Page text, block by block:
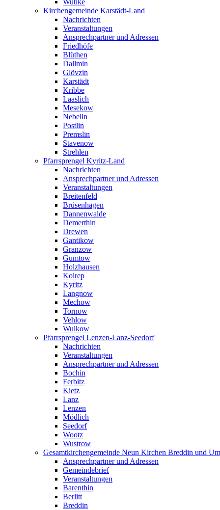
Wutike
Kirchengemeinde Karstädt-Land
Nachrichten
Veranstaltungen
Ansprechpartner und Adressen
Friedhöfe
Blüthen
Dallmin
Glövzin
Karstädt
Kribbe
Laaslich
Mesekow
Nebelin
Postlin
Premslin
Stavenow
Strehlen
Pfarrsprengel Kyritz-Land
Nachrichten
Ansprechpartner und Adressen
Veranstaltungen
Breitenfeld
Brüsenhagen
Dannenwalde
Demerthin
Drewen
Gantikow
Granzow
Gumtow
Holzhausen
Kolrep
Kyritz
Langnow
Mechow
Tornow
Vehlow
Wulkow
Pfarrsprengel Lenzen-Lanz-Seedorf
Nachrichten
Veranstaltungen
Ansprechpartner und Adressen
Bochin
Ferbitz
Kietz
Lanz
Lenzen
Mödlich
Seedorf
Wootz
Wustrow
Gesamtkirchengemeinde Neun Kirchen Breddin und
Ansprechpartner und Adressen
Gemeindebrief
Veranstaltungen
Barenthin
Berlitt
Breddin